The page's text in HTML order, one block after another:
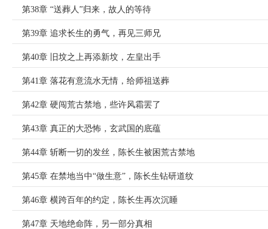
第38章 “送葬人”归来，故人的等待
第39章 追求长生的勇气，再见三师兄
第40章 旧坟之上再添新坟，左皇出手
第41章 落花有意流水无情，给师祖送葬
第42章 硬闯荒古禁地，些许风霜罢了
第43章 真正的大恐怖，玄武国的底蕴
第44章 斩断一切的发丝，陈长生被困荒古禁地
第45章 在禁地当中“做生意”，陈长生钻研道纹
第46章 横跨百年的约定，陈长生再次沉睡
第47章 天地绝命阵，另一部分真相